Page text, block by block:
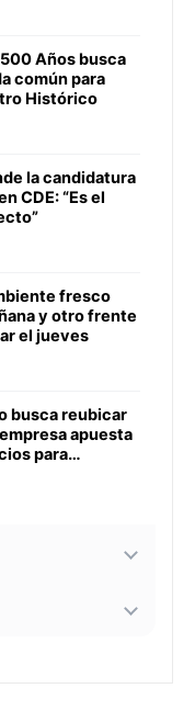
Años busca
común para
Histórico
la candidatura
CDE: “Es el
fresco
y otro frente
el jueves
busca reubicar
apuesta
para
de blanco